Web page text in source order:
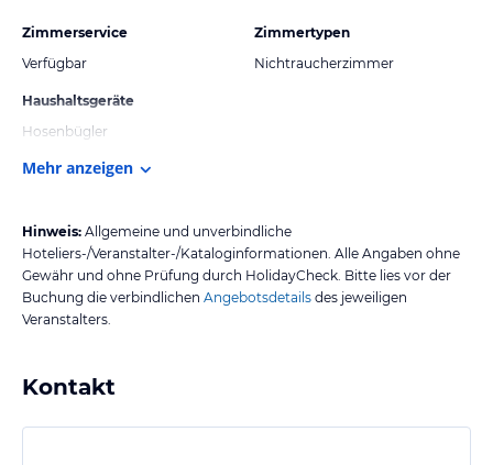
Zimmerservice
Verfügbar
Haushaltsgeräte
Hosenbügler
Zimmertypen
Nichtraucherzimmer
Mehr anzeigen
Hinweis: Allgemeine und unverbindliche
Hoteliers-/Veranstalter-/Kataloginformationen. Alle Angaben ohne
Gewähr und ohne Prüfung durch HolidayCheck. Bitte lies vor der
Buchung die verbindlichen Angebotsdetails des jeweiligen
Veranstalters.
Kontakt